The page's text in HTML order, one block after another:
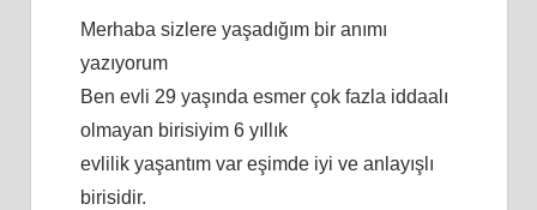
Merhaba sizlere yaşadığım bir anımı
yazıyorum
Ben evli 29 yaşında esmer çok fazla iddaalı
olmayan birisiyim 6 yıllık
evlilik yaşantım var eşimde iyi ve anlayışlı
birisidir.